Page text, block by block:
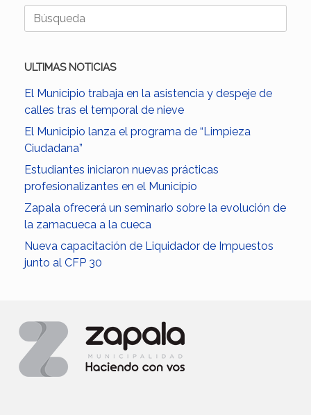
Buscar:
ULTIMAS NOTICIAS
El Municipio trabaja en la asistencia y despeje de
calles tras el temporal de nieve
El Municipio lanza el programa de “Limpieza
Ciudadana”
Estudiantes iniciaron nuevas prácticas
profesionalizantes en el Municipio
Zapala ofrecerá un seminario sobre la evolución de
la zamacueca a la cueca
Nueva capacitación de Liquidador de Impuestos
junto al CFP 30